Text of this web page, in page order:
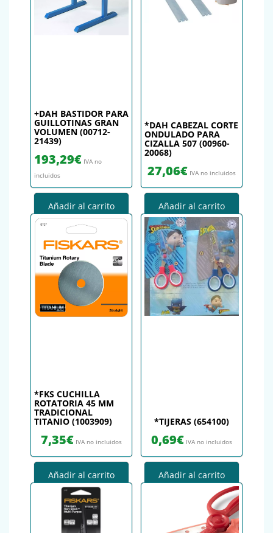
+DAH BASTIDOR PARA
GUILLOTINAS GRAN
VOLUMEN (00712-
21439)
193,29€ IVA no
incluidos
Añadir al carrito
*DAH CABEZAL CORTE
ONDULADO PARA
CIZALLA 507 (00960-
20068)
27,06€ IVA no incluidos
Añadir al carrito
*FKS CUCHILLA
ROTATORIA 45 MM
TRADICIONAL
TITANIO (1003909)
7,35€ IVA no incluidos
Añadir al carrito
*TIJERAS (654100)
0,69€ IVA no incluidos
Añadir al carrito